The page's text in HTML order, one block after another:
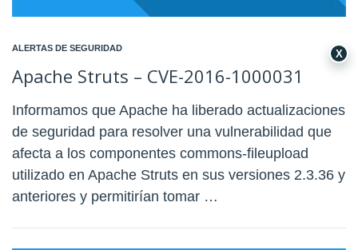
ALERTAS DE SEGURIDAD
Apache Struts – CVE-2016-1000031
Informamos que Apache ha liberado actualizaciones
de seguridad para resolver una vulnerabilidad que
afecta a los componentes commons-fileupload
utilizado en Apache Struts en sus versiones 2.3.36 y
anteriores y permitirían tomar …
X